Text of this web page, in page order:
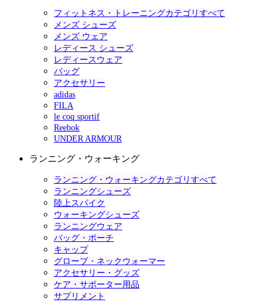
フィットネス・トレーニングカテゴリすべて
メンズ シューズ
メンズ ウェア
レディース シューズ
レディースウェア
バッグ
アクセサリー
adidas
FILA
le coq sportif
Reebok
UNDER ARMOUR
ランニング・ウォーキング
ランニング・ウォーキングカテゴリすべて
ランニングシューズ
陸上スパイク
ウォーキングシューズ
ランニングウェア
バッグ・ポーチ
キャップ
グローブ・ネックウォーマー
アクセサリー・グッズ
ケア・サポーター用品
サプリメント